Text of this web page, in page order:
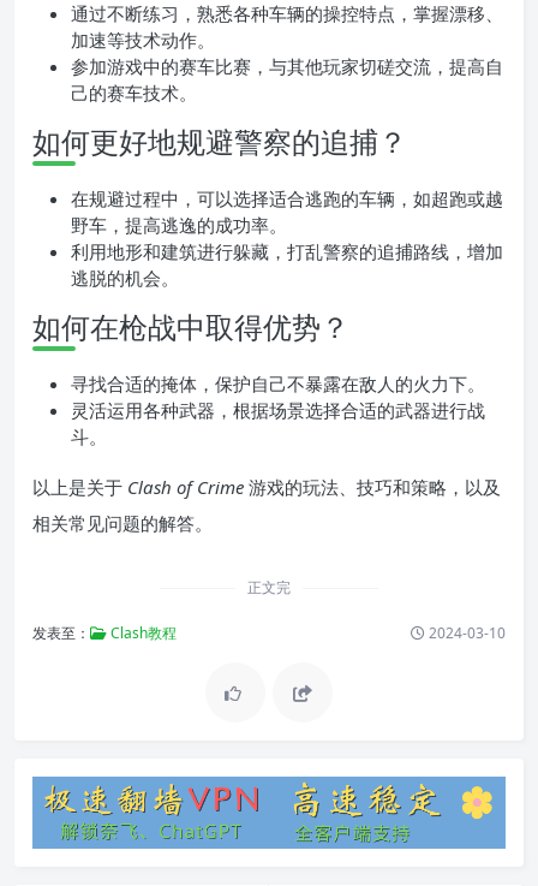
通过不断练习，熟悉各种车辆的操控特点，掌握漂移、
加速等技术动作。
参加游戏中的赛车比赛，与其他玩家切磋交流，提高自
己的赛车技术。
如何更好地规避警察的追捕？
在规避过程中，可以选择适合逃跑的车辆，如超跑或越
野车，提高逃逸的成功率。
利用地形和建筑进行躲藏，打乱警察的追捕路线，增加
逃脱的机会。
如何在枪战中取得优势？
寻找合适的掩体，保护自己不暴露在敌人的火力下。
灵活运用各种武器，根据场景选择合适的武器进行战
斗。
以上是关于 Clash of Crime 游戏的玩法、技巧和策略，以及
相关常见问题的解答。
正文完
发表至： Clash教程 2024-03-10